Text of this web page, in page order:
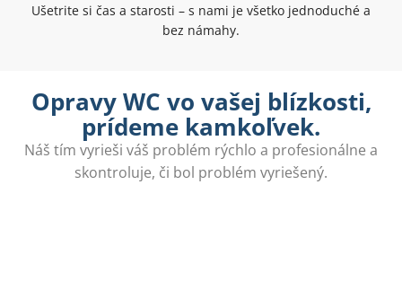
Ušetrite si čas a starosti – s nami je všetko jednoduché a
bez námahy.
Opravy WC vo vašej blízkosti,
prídeme kamkoľvek.
Náš tím vyrieši váš problém rýchlo a profesionálne a
skontroluje, či bol problém vyriešený.